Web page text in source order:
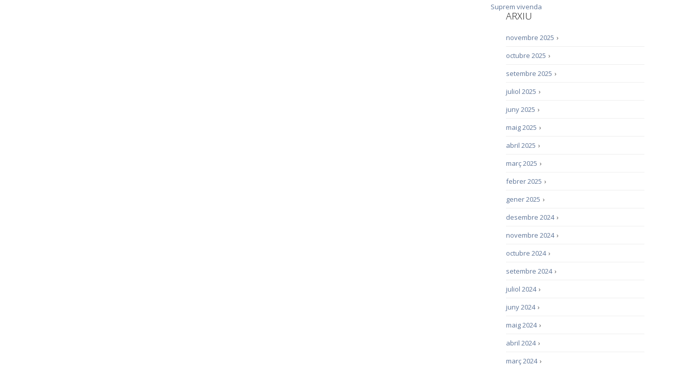
Suprem vivenda
ARXIU
›
novembre 2025
›
octubre 2025
›
setembre 2025
›
juliol 2025
›
juny 2025
›
maig 2025
›
abril 2025
›
març 2025
›
febrer 2025
›
gener 2025
›
desembre 2024
›
novembre 2024
›
octubre 2024
›
setembre 2024
›
juliol 2024
›
juny 2024
›
maig 2024
›
abril 2024
›
març 2024